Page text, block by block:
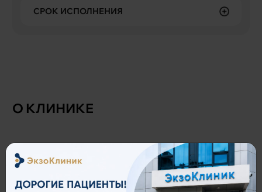
СРОК ИСПОЛНЕНИЯ
О КЛИНИКЕ